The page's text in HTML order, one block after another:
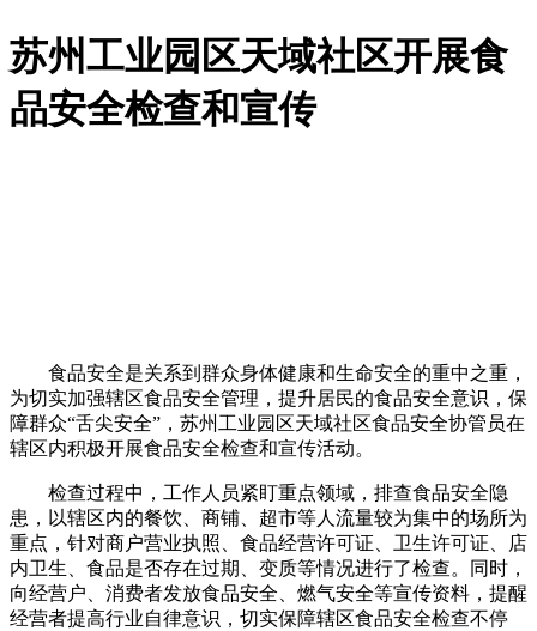
苏州工业园区天域社区开展食
品安全检查和宣传
食品安全是关系到群众身体健康和生命安全的重中之重，
为切实加强辖区食品安全管理，提升居民的食品安全意识，保
障群众“舌尖安全”，苏州工业园区天域社区食品安全协管员在
辖区内积极开展食品安全检查和宣传活动。
检查过程中，工作人员紧盯重点领域，排查食品安全隐
患，以辖区内的餐饮、商铺、超市等人流量较为集中的场所为
重点，针对商户营业执照、食品经营许可证、卫生许可证、店
内卫生、食品是否存在过期、变质等情况进行了检查。同时，
向经营户、消费者发放食品安全、燃气安全等宣传资料，提醒
经营者提高行业自律意识，切实保障辖区食品安全检查不停